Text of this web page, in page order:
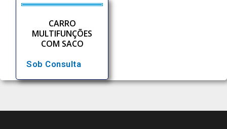
CARRO
MULTIFUNÇÕES
COM SACO
Sob Consulta